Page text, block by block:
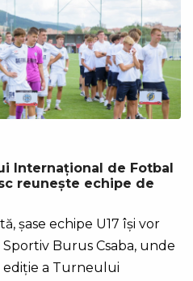
Internațional de Fotbal
reunește echipe de
șase echipe U17 își vor
Burus Csaba, unde
ediție a Turneului